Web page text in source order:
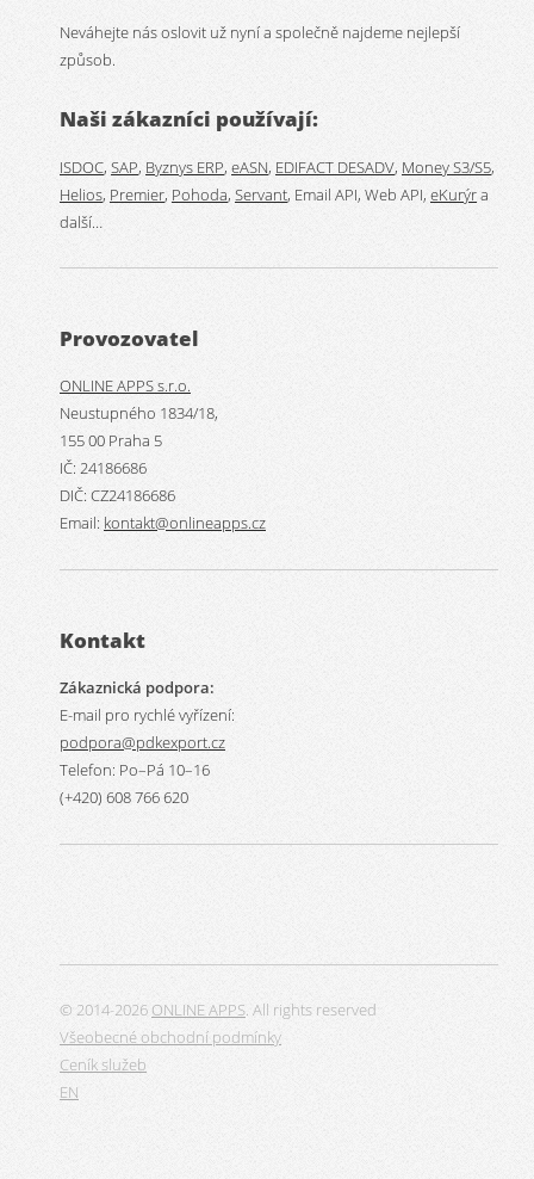
Neváhejte nás oslovit už nyní a společně najdeme nejlepší
způsob.
Naši zákazníci používají:
ISDOC, SAP, Byznys ERP, eASN, EDIFACT DESADV, Money S3/S5,
Helios, Premier, Pohoda, Servant, Email API, Web API, eKurýra
další…
Provozovatel
ONLINE APPS s.r.o.
Neustupného 1834/18,
155 00 Praha 5
IČ: 24186686
DIČ: CZ24186686
Email: kontakt@onlineapps.cz
Kontakt
Zákaznická podpora:
E-mail pro rychlé vyřízení:
podpora@pdkexport.cz
Telefon: Po–Pá 10–16
(+420) 608 766 620
© 2014-2026 ONLINE APPS. All rights reserved
Všeobecné obchodní podmínky
Ceník služeb
EN